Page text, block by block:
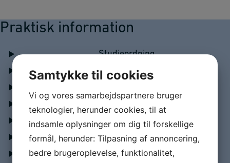
Praktisk information
Studieordning
Fleksibel akademiuddannelse
Efteruddannelse på deltid
Hvor lang tid tager en akademiuddannelse?
Sådan er akademiuddannelsen opbygget
Skræddersy din akademiuddannelse
Samtykke til cookies
Vi og vores samarbejdspartnere bruger
teknologier, herunder cookies, til at
indsamle oplysninger om dig til forskellige
formål, herunder: Tilpasning af annoncering,
bedre brugeroplevelse, funktionalitet,